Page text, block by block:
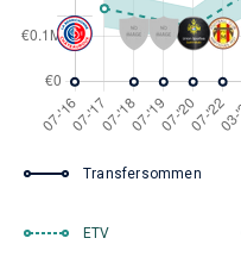
Transfersommen
ETV